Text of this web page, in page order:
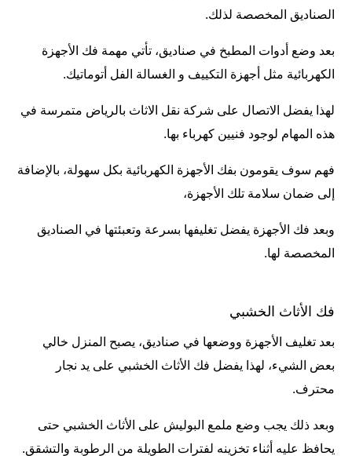
الصناديق المخصصة لذلك.
بعد وضع أدوات المطبخ في صناديق، تأتي مهمة فك الأجهزة
الكهربائية مثل أجهزة التكييف و الغسالة الفل أتوماتيك.
لهذا يفضل الاتصال على شركة نقل الاثاث بالرياض متمرسة في
هذه المهام لوجود فنيين كهرباء بها.
فهم سوف يقومون بفك الأجهزة الكهربائية بكل سهولة، بالإضافة
إلى ضمان سلامة تلك الأجهزة،
وبعد فك الأجهزة يفضل تغليفها بسرعة وتعبئتها في الصناديق
المخصصة لها.
فك الأثاث الخشبي
بعد تغليف الأجهزة ووضعها في صناديق، يصبح المنزل خالي
بعض الشيء، لهذا يفضل فك الأثاث الخشبي على يد نجار
محترف.
وبعد ذلك يجب وضع ملمع البوليش على الأثاث الخشبي حتى
يحافظ عليه أثناء تخزينه لفترات الطويلة من الرطوبة والتشقق.